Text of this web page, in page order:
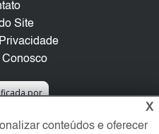
Site
Conosco
por
X
conteúdos e oferecer